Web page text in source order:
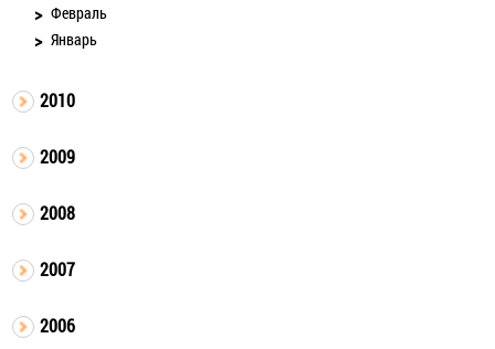
Февраль
Январь
2010
2009
2008
2007
2006